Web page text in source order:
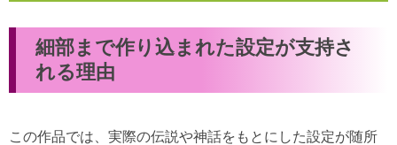
細部まで作り込まれた設定が支持さ
れる理由
この作品では、実際の伝説や神話をもとにした設定が随所